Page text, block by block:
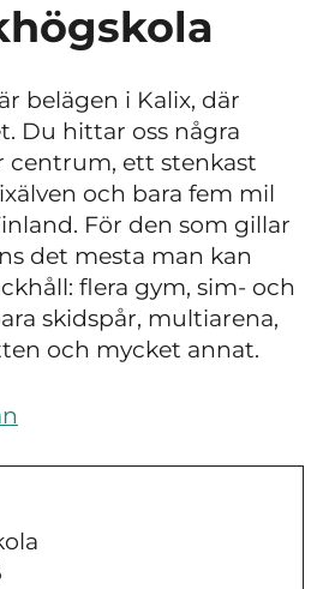
belägen i Kalix, där
Du hittar oss några
centrum, ett stenkast
och bara fem mil
För den som gillar
det mesta man kan
flera gym, sim- och
skidspår, multiarena,
och mycket annat.